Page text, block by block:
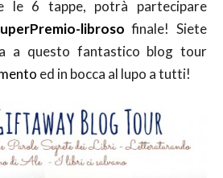
le 6 tappe, potrà partecipare
libroso finale! Siete
a questo fantastico blog tour
ed in bocca al lupo a tutti!